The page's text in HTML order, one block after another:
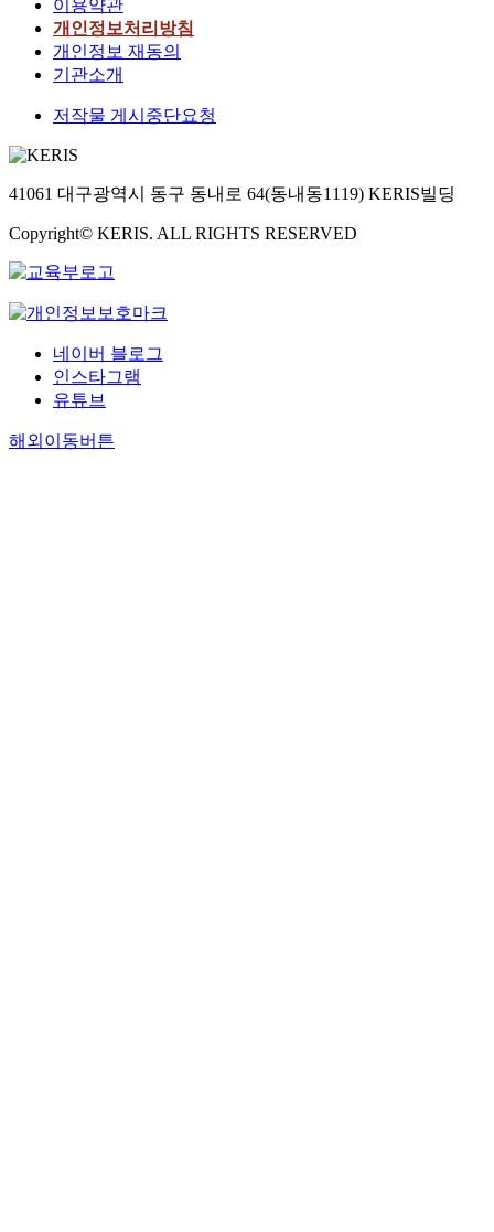
이용약관
개인정보처리방침
개인정보 재동의
기관소개
저작물 게시중단요청
41061 대구광역시 동구 동내로 64(동내동1119) KERIS빌딩
Copyright© KERIS. ALL RIGHTS RESERVED
네이버 블로그
인스타그램
유튜브
해외이동버튼